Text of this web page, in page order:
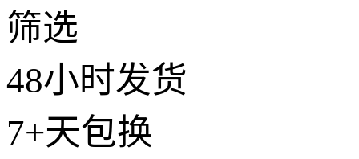
筛选
48小时发货
7+天包换